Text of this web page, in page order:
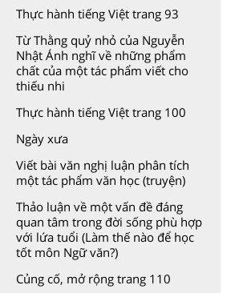
Thực hành tiếng Việt trang 93
Từ Thằng quỷ nhỏ của Nguyễn
Nhật Ánh nghĩ về những phẩm
chất của một tác phẩm viết cho
thiếu nhi
Thực hành tiếng Việt trang 100
Ngày xưa
Viết bài văn nghị luận phân tích
một tác phẩm văn học (truyện)
Thảo luận về một vấn đề đáng
quan tâm trong đời sống phù hợp
với lứa tuổi (Làm thế nào để học
tốt môn Ngữ văn?)
Củng cố, mở rộng trang 110